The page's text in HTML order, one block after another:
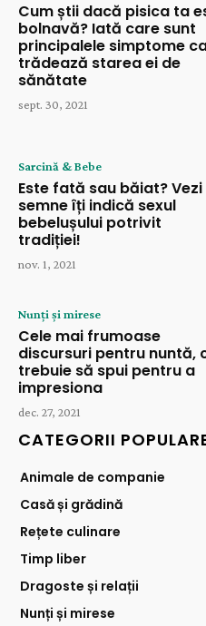
Cum știi dacă pisica ta
bolnavă? Iată care sunt
principalele simptome
trădează starea ei de
sănătate
sept. 30, 2021
Sarcină & Bebe
Este fată sau băiat? Vezi
semne îți indică sexul
bebelușului potrivit
tradiției!
nov. 1, 2021
Nunți și mirese
Cele mai frumoase
discursuri pentru nuntă,
trebuie să spui pentru a
impresiona
dec. 27, 2021
CATEGORII
Animale de companie
Casă și grădină
Rețete culinare
Timp liber
Dragoste și relații
Nunți și mirese